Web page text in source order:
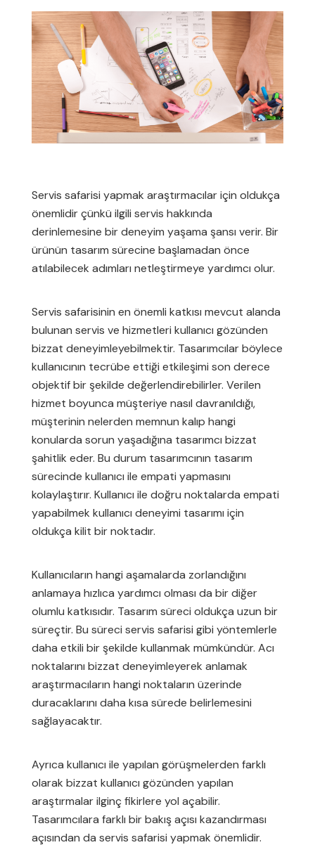
Servis safarisi yapmak araştırmacılar için oldukça
önemlidir çünkü ilgili servis hakkında
derinlemesine bir deneyim yaşama şansı verir. Bir
ürünün tasarım sürecine başlamadan önce
atılabilecek adımları netleştirmeye yardımcı olur.
Servis safarisinin en önemli katkısı mevcut alanda
bulunan servis ve hizmetleri kullanıcı gözünden
bizzat deneyimleyebilmektir. Tasarımcılar böylece
kullanıcının tecrübe ettiği etkileşimi son derece
objektif bir şekilde değerlendirebilirler. Verilen
hizmet boyunca müşteriye nasıl davranıldığı,
müşterinin nelerden memnun kalıp hangi
konularda sorun yaşadığına tasarımcı bizzat
şahitlik eder. Bu durum tasarımcının tasarım
sürecinde kullanıcı ile empati yapmasını
kolaylaştırır. Kullanıcı ile doğru noktalarda empati
yapabilmek kullanıcı deneyimi tasarımı için
oldukça kilit bir noktadır.
Kullanıcıların hangi aşamalarda zorlandığını
anlamaya hızlıca yardımcı olması da bir diğer
olumlu katkısıdır. Tasarım süreci oldukça uzun bir
süreçtir. Bu süreci servis safarisi gibi yöntemlerle
daha etkili bir şekilde kullanmak mümkündür. Acı
noktalarını bizzat deneyimleyerek anlamak
araştırmacıların hangi noktaların üzerinde
duracaklarını daha kısa sürede belirlemesini
sağlayacaktır.
Ayrıca kullanıcı ile yapılan görüşmelerden farklı
olarak bizzat kullanıcı gözünden yapılan
araştırmalar ilginç fikirlere yol açabilir.
Tasarımcılara farklı bir bakış açısı kazandırması
açısından da servis safarisi yapmak önemlidir.